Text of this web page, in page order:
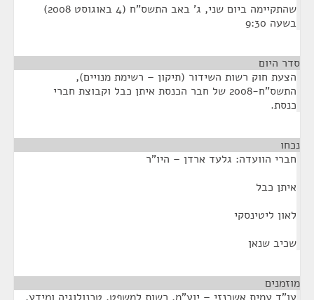
שהתקיימה ביום שני, ג' באב התשס"ח (4 באוגוסט 2008)
בשעה 9:30
סדר היום
הצעת חוק רשות השידור (תיקון – רשימת מנויים),
התשס"ח-2008 של חבר הכנסת איתן כבל וקבוצת חברי
כנסת.
נכחו
חברי הוועדה: גלעד ארדן – היו"ר
איתן כבל
לאון ליטינסקי
שכיב שנאן
מוזמנים